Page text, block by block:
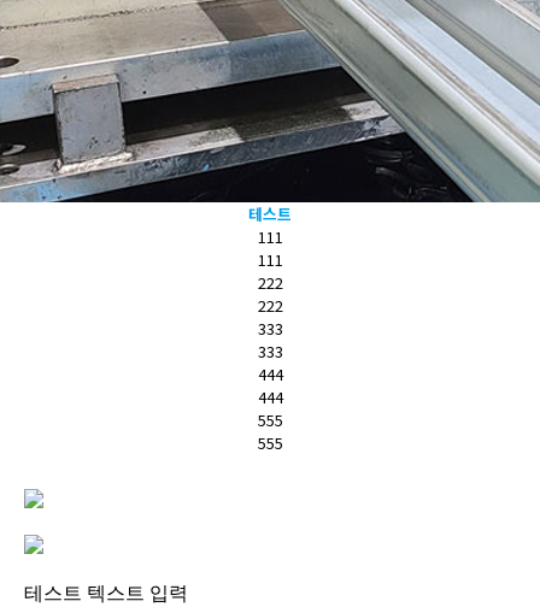
테스트
111
111
222
222
333
333
444
444
555
555
테스트 텍스트 입력